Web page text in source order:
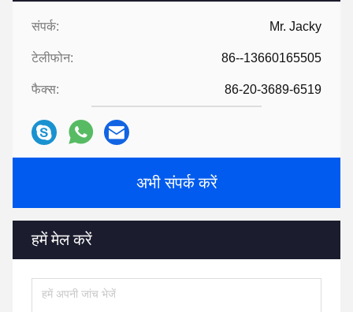
संपर्क: Mr. Jacky
टेलीफोन: 86--13660165505
फैक्स: 86-20-3689-6519
अभी संपर्क करें
हमें मेल करें